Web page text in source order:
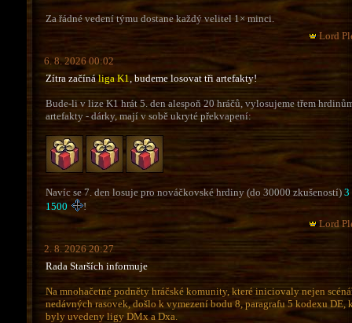
Za řádné vedení týmu dostane každý velitel 1× minci.
Lord
6. 8. 2026 00:02
Zítra začínáliga K1, budeme losovat tři artefakty!
Bude-li v lize K1 hrát 5. den alespoň 20 hráčů, vylosujeme třem
artefakty - dárky, mají v sobě ukryté překvapení:
Navíc se 7. den losuje pro nováčkovské hrdiny (do 30000 zkušeností) 3
1500
!
Lord
2. 8. 2026 20:27
Rada Starších informuje
Na mnohačetné podněty hráčské komunity, které iniciovaly nejen
nedávných rasovek, došlo k vymezení bodu 8, paragrafu 5 kodexu DE,
byly uvedeny ligy DMx a Dxa.